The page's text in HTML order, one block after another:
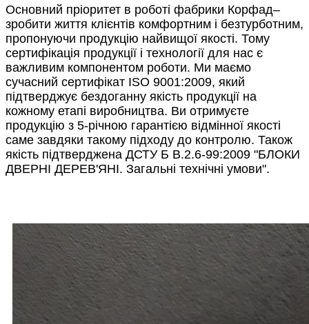
Основний пріоритет в роботі фабрики Корфад–
зробити життя клієнтів комфортним і безтурботним,
пропонуючи продукцію найвищої якості. Тому
сертифікація продукції і технології для нас є
важливим компонентом роботи. Ми маємо
сучасний сертифікат ISO 9001:2009, який
підтверджує бездоганну якість продукції на
кожному етапі виробництва. Ви отримуєте
продукцію з 5-річною гарантією відмінної якості
саме завдяки такому підходу до контролю. Також
якість підтверджена ДСТУ Б В.2.6-99:2009 "БЛОКИ
ДВЕРНІ ДЕРЕВ'ЯНІ. Загальні технічні умови".